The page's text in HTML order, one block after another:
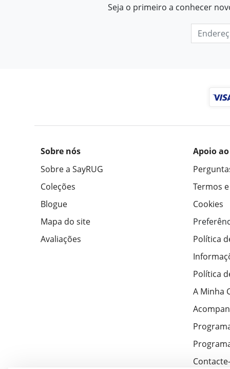
Seja o primeiro a conhecer
Sobre nós
Sobre a SayRUG
Coleções
Blogue
Mapa do site
Avaliações
Apoio
Termos
Cookies
Política
Política
A Minha